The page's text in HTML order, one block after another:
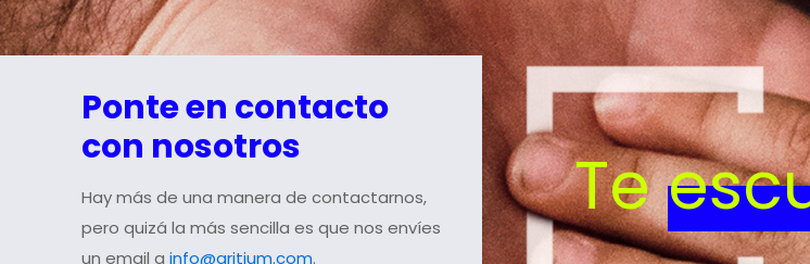
Te
Ponte en contacto
con nosotros
Hay más de una manera de contactarnos,
pero quizá la más sencilla es que nos envíes
un email a info@aritium.com.